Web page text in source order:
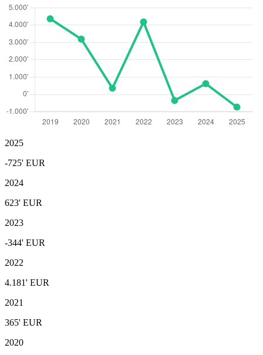
2025
-725' EUR
2024
623' EUR
2023
-344' EUR
2022
4.181' EUR
2021
365' EUR
2020